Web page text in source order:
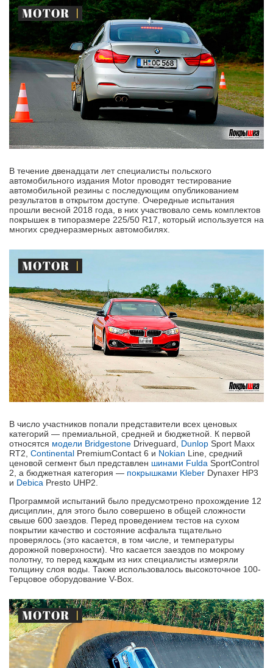
В течение двенадцати лет специалисты польского
автомобильного издания Motor проводят тестирование
автомобильной резины с последующим опубликованием
результатов в открытом доступе. Очередные испытания
прошли весной 2018 года, в них участвовало семь комплектов
покрышек в типоразмере 225/50 R17, который используется на
многих среднеразмерных автомобилях.
В число участников попали представители всех ценовых
категорий — премиальной, средней и бюджетной. К первой
относятся модели Bridgestone Driveguard, Dunlop Sport Maxx
RT2, Continental PremiumContact 6 и Nokian Line, средний
ценовой сегмент был представлен шинами Fulda SportControl
2, а бюджетная категория — покрышками Kleber Dynaxer HP3
и Debica Presto UHP2.
Программой испытаний было предусмотрено прохождение 12
дисциплин, для этого было совершено в общей сложности
свыше 600 заездов. Перед проведением тестов на сухом
покрытии качество и состояние асфальта тщательно
проверялось (это касается, в том числе, и температуры
дорожной поверхности). Что касается заездов по мокрому
полотну, то перед каждым из них специалисты измеряли
толщину слоя воды. Также использовалось высокоточное 100-
Герцовое оборудование V-Box.